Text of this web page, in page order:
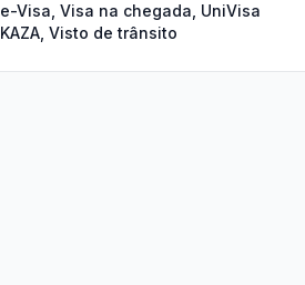
e-Visa, Visa na chegada, UniVisa
KAZA, Visto de trânsito